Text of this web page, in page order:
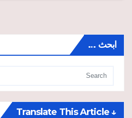
ابحث …
↓ Translate This Article